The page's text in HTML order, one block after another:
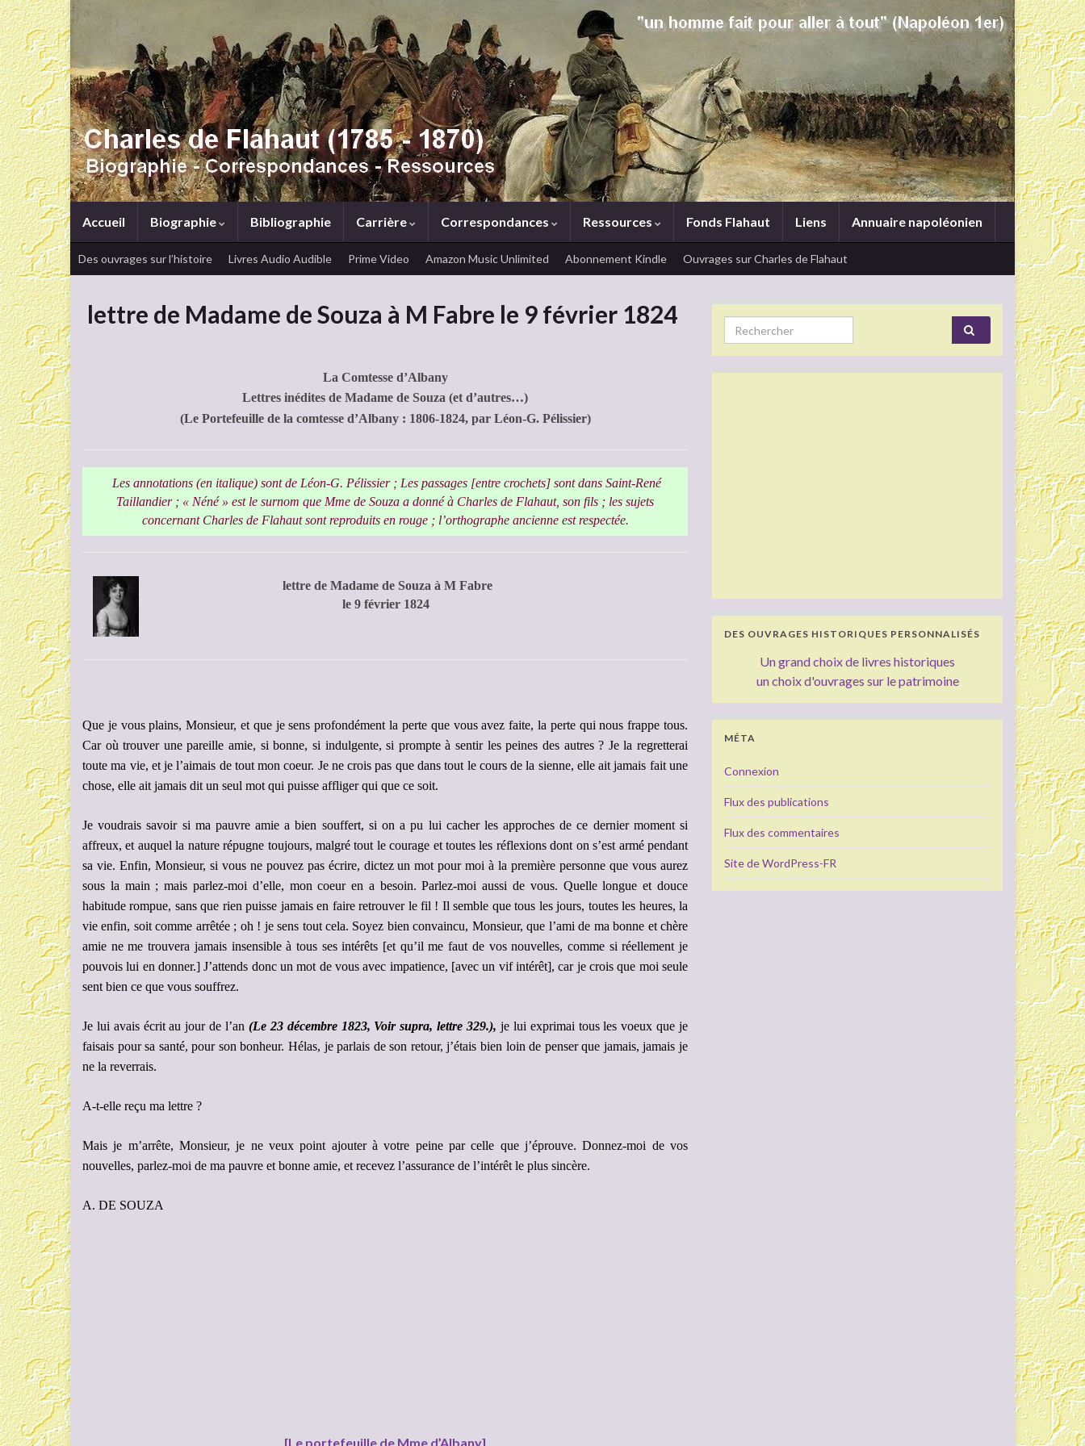
Accueil Biographie Bibliographie Carrière Correspondances Ressources Fonds Flahaut Liens Annuaire napoléonien
Des ouvrages sur l’histoire Livres Audio Audible Prime Video Amazon Music Unlimited Abonnement Kindle Ouvrages sur Charles de Flahaut
lettre de Madame de Souza à M Fabre le 9 février 1824
La Comtesse d’Albany
Lettres inédites de Madame de Souza (et d’autres…)
(Le Portefeuille de la comtesse d’Albany : 1806-1824, par Léon-G. Pélissier)
Les annotations (en italique) sont de Léon-G. Pélissier ; Les passages [entre crochets] sont dans Saint-René
Taillandier ; « Néné » est le surnom que Mme de Souza a donné à Charles de Flahaut, son fils ; les sujets
concernant Charles de Flahaut sont reproduits en rouge ; l’orthographe ancienne est respectée.
lettre de Madame de Souza à M Fabre
le 9 février 1824
Que je vous plains, Monsieur, et que je sens profondément la perte que vous avez faite, la perte qui nous frappe tous.
Car où trouver une pareille amie, si bonne, si indulgente, si prompte à sentir les peines des autres ? Je la regretterai
toute ma vie, et je l’aimais de tout mon coeur. Je ne crois pas que dans tout le cours de la sienne, elle ait jamais fait une
chose, elle ait jamais dit un seul mot qui puisse affliger qui que ce soit.
Je voudrais savoir si ma pauvre amie a bien souffert, si on a pu lui cacher les approches de ce dernier moment si
affreux, et auquel la nature répugne toujours, malgré tout le courage et toutes les réflexions dont on s’est armé pendant
sa vie. Enfin, Monsieur, si vous ne pouvez pas écrire, dictez un mot pour moi à la première personne que vous aurez
sous la main ; mais parlez-moi d’elle, mon coeur en a besoin. Parlez-moi aussi de vous. Quelle longue et douce
habitude rompue, sans que rien puisse jamais en faire retrouver le fil ! Il semble que tous les jours, toutes les heures, la
vie enfin, soit comme arrêtée ; oh ! je sens tout cela. Soyez bien convaincu, Monsieur, que l’ami de ma bonne et chère
amie ne me trouvera jamais insensible à tous ses intérêts [et qu’il me faut de vos nouvelles, comme si réellement je
pouvois lui en donner.] J’attends donc un mot de vous avec impatience, [avec un vif intérêt], car je crois que moi seule
sent bien ce que vous souffrez.
Je lui avais écrit au jour de l’an (Le 23 décembre 1823, Voir supra, lettre 329.), je lui exprimai tous les voeux que je
faisais pour sa santé, pour son bonheur. Hélas, je parlais de son retour, j’étais bien loin de penser que jamais, jamais je
ne la reverrais.
A-t-elle reçu ma lettre ?
Mais je m’arrête, Monsieur, je ne veux point ajouter à votre peine par celle que j’éprouve. Donnez-moi de vos
nouvelles, parlez-moi de ma pauvre et bonne amie, et recevez l’assurance de l’intérêt le plus sincère.
A. DE SOUZA
[Le portefeuille de Mme d’Albany]
Search for:
DES OUVRAGES HISTORIQUES PERSONNALISÉS
Un grand choix de livres historiques
un choix d'ouvrages sur le patrimoine
MÉTA
Connexion
Flux des publications
Flux des commentaires
Site de WordPress-FR